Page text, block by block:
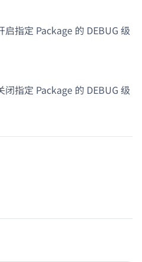
指定 Package 的 DEBUG 级
指定 Package 的 DEBUG 级